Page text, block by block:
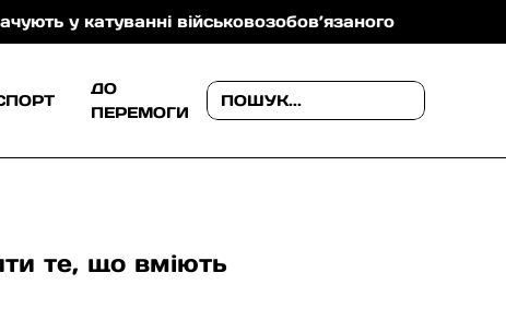
військовозобов’язаного На Ужгородщині
ДО
ПЕРЕМОГИ
те, що вміють